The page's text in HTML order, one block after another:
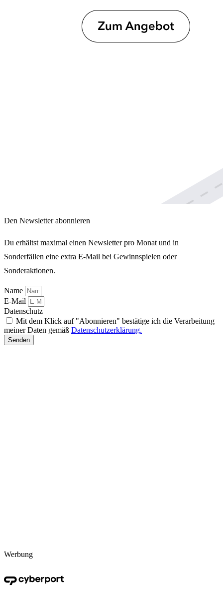
Den Newsletter abonnieren
Du erhältst maximal einen Newsletter pro Monat und in
Sonderfällen eine extra E-Mail bei Gewinnspielen oder
Sonderaktionen.
Name
E-Mail
Datenschutz
Mit dem Klick auf "Abonnieren" bestätige ich die Verarbeitung
meiner Daten gemäß Datenschutzerklärung.
Senden
Werbung